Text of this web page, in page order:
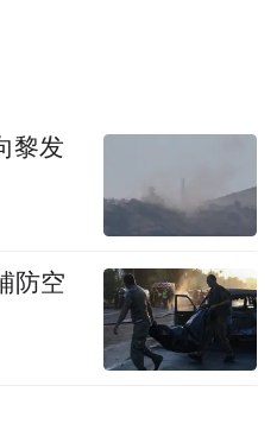
黄金期货跌3.02%
本周累计下跌3.96%，
报76.30美元/盎
黎发
防空